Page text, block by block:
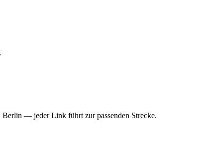
— jeder Link führt zur passenden Strecke.